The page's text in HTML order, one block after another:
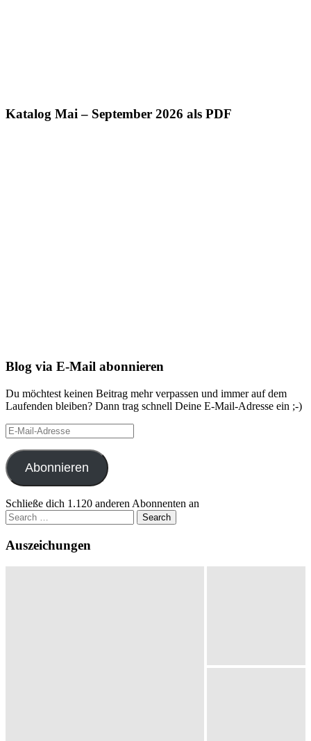
Katalog Mai – September 2026 als PDF
Blog via E-Mail abonnieren
Du möchtest keinen Beitrag mehr verpassen und immer auf dem
Laufenden bleiben? Dann trag schnell Deine E-Mail-Adresse ein ;-)
E-
Mail-
Adresse
Abonnieren
Schließe dich 1.120 anderen Abonnenten an
Search
for:
Auszeichungen